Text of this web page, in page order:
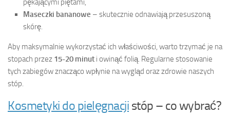
pękającymi piętami,
Maseczki bananowe – skutecznie odnawiają przesuszoną
skórę.
Aby maksymalnie wykorzystać ich właściwości, warto trzymać je na
stopach przez 15-20 minut i owinąć folią. Regularne stosowanie
tych zabiegów znacząco wpłynie na wygląd oraz zdrowie naszych
stóp.
Kosmetyki do pielęgnacji stóp – co wybrać?